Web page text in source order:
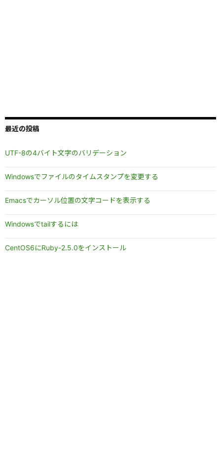
最近の投稿
UTF-8の4バイト文字のバリデーション
Windowsでファイルのタイムスタンプを変更する
Emacsでカーソル位置の文字コードを表示する
Windowsでtailするには
CentOS6にRuby-2.5.0をインストール